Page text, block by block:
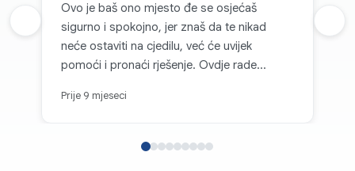
Ovo je baš ono mjesto đe se osjećaš
sigurno i spokojno, jer znaš da te nikad
neće ostaviti na cjedilu, već će uvijek
pomoći i pronaći rješenje. Ovdje rade
se poželiš vraćati opet i opet. Svaka
punim povjerenjem mogu reći da je ovo
Prije 9 mjeseci
Prethodna recenzija